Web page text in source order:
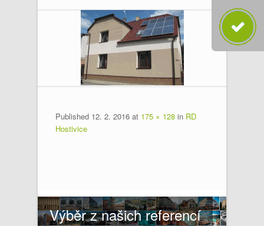
Published 12. 2. 2016 at 175 × 128 in RD
Hostivice
Výběr z našich referencí